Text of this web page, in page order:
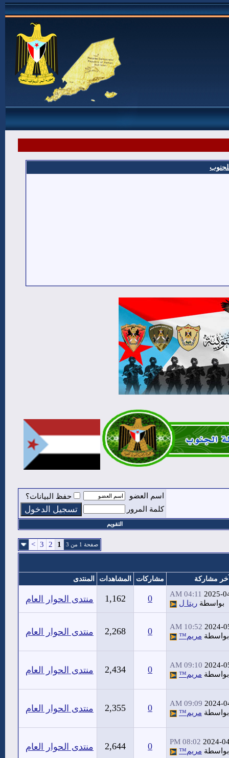
اسم العضو
حفظ البيانات؟
كلمة المرور
التقويم
صفحة 1 من 3 1
2
3
>
مشاركة مشاركات المشاهدات المنتدى
2025-
04:11 AM
بواسطة ريتا ل 0
1,162 منتدى الحوار العام
2024-
10:52 AM
بواسطة مريم™ 0
2,268 منتدى الحوار العام
2024-
09:10 AM
بواسطة مريم™ 0
2,434 منتدى الحوار العام
2024-
09:09 AM
بواسطة مريم™ 0
2,355 منتدى الحوار العام
2024-
08:02 PM
بواسطة مريم™ 0
2,644 منتدى الحوار العام